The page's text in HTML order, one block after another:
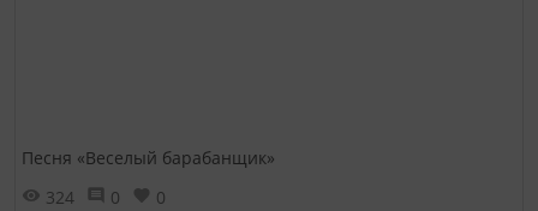
Песня «Веселый барабанщик»
324
0 0